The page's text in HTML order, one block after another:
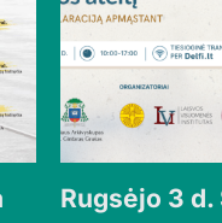
Rugsėjo 3